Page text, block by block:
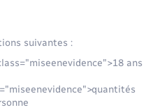
suivantes :
ans